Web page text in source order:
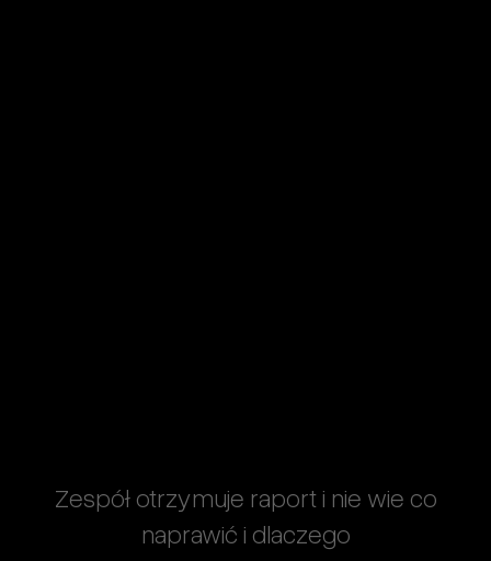
Zespół otrzymuje raport i nie wie co
naprawić i dlaczego